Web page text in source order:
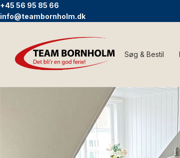
+45 56 95 85 66
info@teambornholm.dk
Søg & Bestil